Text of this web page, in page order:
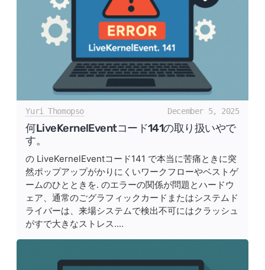
Yuri Thomopso December 5, 2025
何LiveKernelEventコード141の取り扱いやで
す。
の LiveKernelEventコード141 で本当に苦痛ときに突
然ポップアップがかりにくいワークフローやベストゲ
ームのひとときを. のエラーの関係が問題とハードウ
ェア、通常のごグラフィックカードまたはシステムド
ライバーは、来場システムで検出不可にはクラッシュ
がすで大きなストレス....